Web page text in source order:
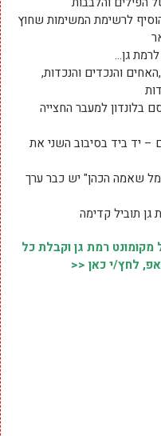
לרשימת המשימות שחוץ
גן…
והנכדים והנכדות,
בלונדון למעבר החצייה
– יד ביד בסיבוב השני את
שאמה הכהן" יש כבר ערך
תוביל קדימה
רמת גן וקבלת כל
לחץ/י כאן <<